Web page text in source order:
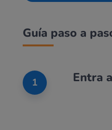
Guía paso a
1 Entra